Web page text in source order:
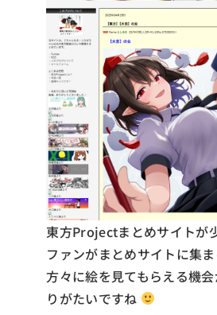
東方Projectまとめサイトが
ファンがまとめサイトに集
方々に絵を見てもらえる機
りがたいですね